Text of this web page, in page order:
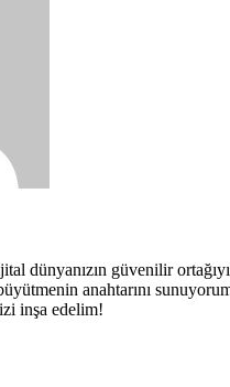
dünyanızın güvenilir
anahtarını
inşa edelim!